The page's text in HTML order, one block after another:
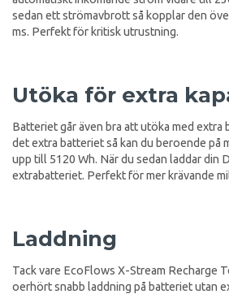
sedan ett strömavbrott så kopplar den
ms. Perfekt för kritisk utrustning.
Utöka för extra
Batteriet går även bra att utöka med extra
det extra batteriet så kan du beroende på
upp till 5120 Wh. När du sedan laddar din
extrabatteriet. Perfekt för mer krävande
Laddning
Tack vare EcoFlows X-Stream Recharge
oerhört snabb laddning på batteriet utan